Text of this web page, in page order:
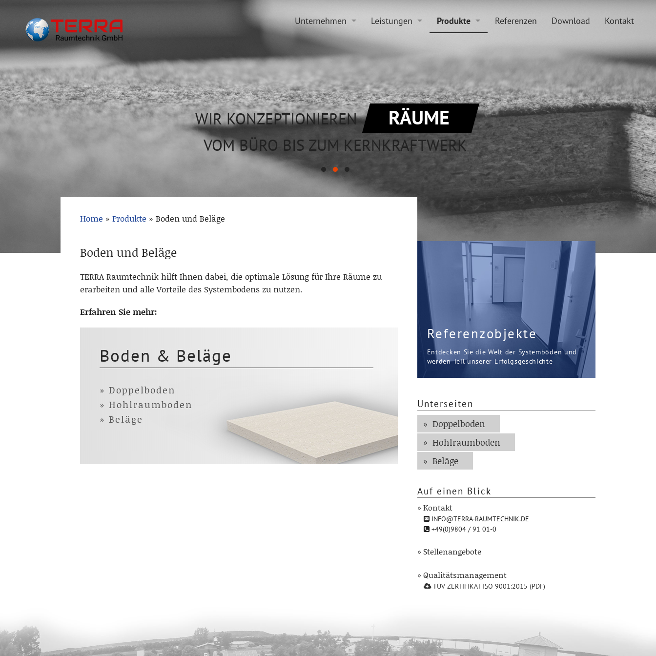
Unternehmen
Historie
Aktuelles
Stellenangebote
Leistungen
Projektierung
Beratung
Produkte
Beläge
Sonderkonstruktionen
Referenzen Download Kontakt
WIR KONZEPTIONIEREN RÄUME
VOM BÜRO BIS ZUM KERNKRAFTWERK
Home » Produkte » Boden und Beläge
Boden und Beläge
TERRA Raumtechnik hilft Ihnen dabei, die optimale Lösung für Ihre Räume zu
erarbeiten und alle Vorteile des Systembodens zu nutzen.
Erfahren Sie mehr:
Boden & Beläge
» Doppelboden
» Hohlraumboden
» Beläge
Referenzobjekte
Entdecken Sie die Welt der Systemböden und
werden Teil unserer Erfolgsgeschichte
Unterseiten
Doppelboden
Hohlraumboden
Beläge
Auf einen Blick
» Kontakt
INFO@TERRA-RAUMTECHNIK.DE
+49(0)9804 / 91 01-0
» Stellenangebote
» Qualitätsmanagement
TÜV ZERTIFIKAT ISO 9001:2015 (PDF)